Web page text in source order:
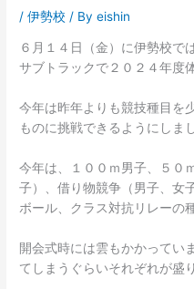
/伊勢校 / Byeishin
６月１４日（金）に伊勢校で
サブトラックで２０２４年度
今年は昨年よりも競技種目を
ものに挑戦できるようにしま
今年は、１００ｍ男子、５０
子）、借り物競争（男子、女
ボール、クラス対抗リレーの
開会式時には雲もかかってい
てしまうぐらいそれぞれが盛